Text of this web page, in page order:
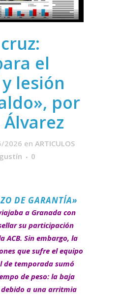
el
lesión
por
Álvarez
2026 en ARTICULOS
0
DE GARANTÍA»
a Granada con
su participación
ACB. Sin embargo, la
que sufre el equipo
de temporada sumó
de peso: la baja
a una arritmia